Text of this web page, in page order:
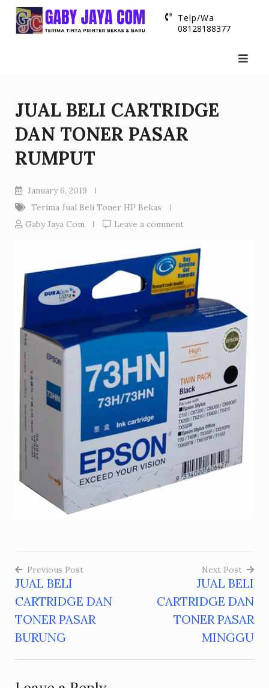
Skip
Telp/Wa
08128188377
JUAL BELI CARTRIDGE
DAN TONER PASAR
RUMPUT
January 6, 2019
Terima Jual Beli Toner HP Bekas
Gaby Jaya Com
Leave a comment
Post
navigation
Previous Post
JUAL BELI
CARTRIDGE DAN
TONER PASAR
BURUNG
Next Post
JUAL BELI
CARTRIDGE DAN
TONER PASAR
MINGGU